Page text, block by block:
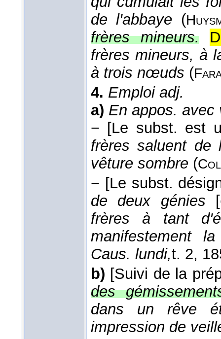
de l'abbaye (
frères mineurs.
frères mineurs, à
à trois nœuds (
4. Emploi adj.
a) En appos. avec
− [Le subst. est
frères saluent de
vêture sombre (
− [Le subst.
de deux génies [
frères à tant
manifestement
Caus. lundi,t. 2,
b) [Suivi de la
des
dans un rêve
impression de